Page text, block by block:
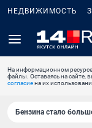
НЕДВИЖИМОСТЬ
На информационном
файлы. Оставаясь на сайте,
согласиена их
Бензина стало